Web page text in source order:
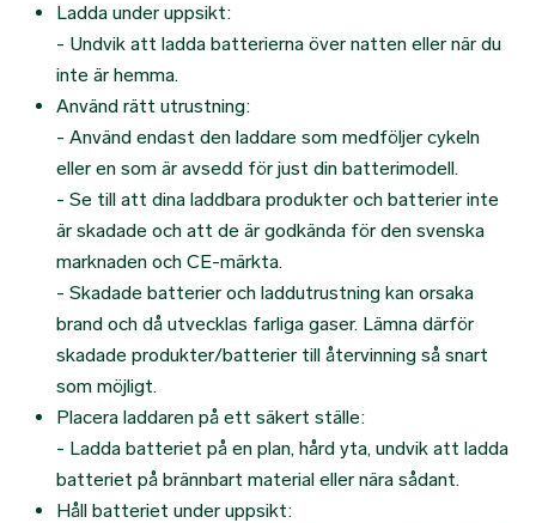
Ladda under uppsikt:
- Undvik att ladda batterierna över natten eller när du
inte är hemma.
Använd rätt utrustning:
- Använd endast den laddare som medföljer cykeln
eller en som är avsedd för just din batterimodell.
- Se till att dina laddbara produkter och batterier inte
är skadade och att de är godkända för den svenska
marknaden och CE-märkta.
- Skadade batterier och laddutrustning kan orsaka
brand och då utvecklas farliga gaser. Lämna därför
skadade produkter/batterier till återvinning så snart
som möjligt.
Placera laddaren på ett säkert ställe:
- Ladda batteriet på en plan, hård yta, undvik att ladda
batteriet på brännbart material eller nära sådant.
Håll batteriet under uppsikt: